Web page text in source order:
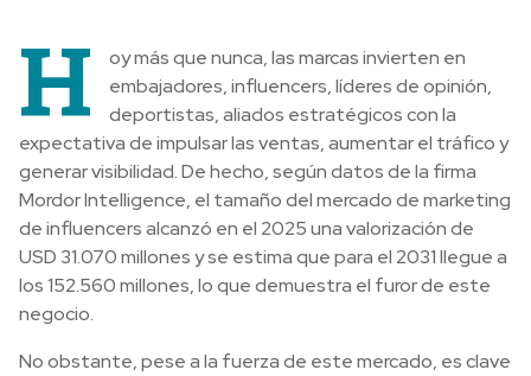
H
oy más que nunca, las marcas invierten en
embajadores, influencers, líderes de opinión,
deportistas, aliados estratégicos con la
expectativa de impulsar las ventas, aumentar el tráfico y
generar visibilidad. De hecho, según datos de la firma
Mordor Intelligence, el tamaño del mercado de marketing
de influencers alcanzó en el 2025 una valorización de
USD 31.070 millones y se estima que para el 2031 llegue a
los 152.560 millones, lo que demuestra el furor de este
negocio.
No obstante, pese a la fuerza de este mercado, es clave